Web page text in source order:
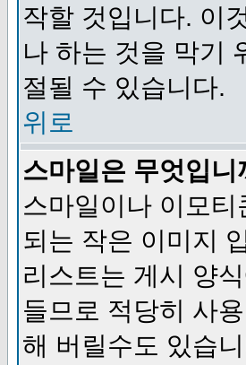
작할 것입니다. 이
나 하는 것을 막기
절될 수 있습니다.
위로
스마일은 무엇입니
스마일이나 이모
되는 작은 이미지
리스트는 게시 양
들므로 적당히 사
해 버릴수도 있습